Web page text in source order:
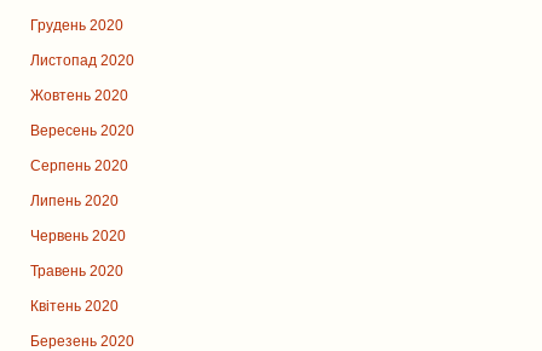
Грудень 2020
Листопад 2020
Жовтень 2020
Вересень 2020
Серпень 2020
Липень 2020
Червень 2020
Травень 2020
Квітень 2020
Березень 2020